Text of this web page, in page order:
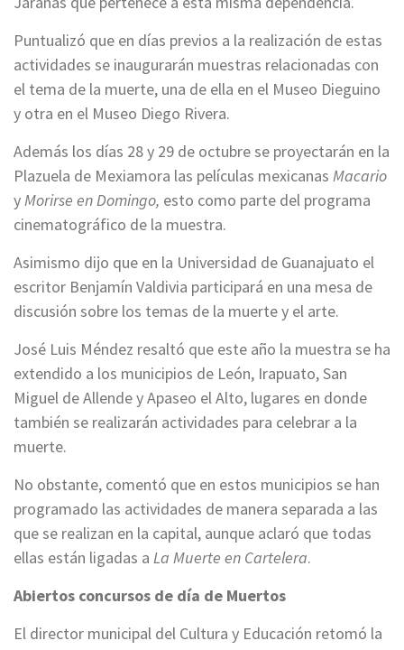
Puntualizó que en días previos a la realización de estas
actividades se inaugurarán muestras relacionadas con
el tema de la muerte, una de ella en el Museo Dieguino
y otra en el Museo Diego Rivera.
Además los días 28 y 29 de octubre se proyectarán en la
Plazuela de Mexiamora las películas mexicanas Macario
yMorirse en Domingo, esto como parte del programa
cinematográfico de la muestra.
Asimismo dijo que en la Universidad de Guanajuato el
escritor Benjamín Valdivia participará en una mesa de
discusión sobre los temas de la muerte y el arte.
José Luis Méndez resaltó que este año la muestra se ha
extendido a los municipios de León, Irapuato, San
Miguel de Allende y Apaseo el Alto, lugares en donde
también se realizarán actividades para celebrar a la
muerte.
No obstante, comentó que en estos municipios se han
programado las actividades de manera separada a las
que se realizan en la capital, aunque aclaró que todas
ellas están ligadas a La Muerte en Cartelera.
Abiertos concursos de día de Muertos
El director municipal del Cultura y Educación retomó la